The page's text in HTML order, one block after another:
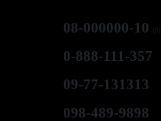
08-000000-10 (9)
0-888-111-357
09-77-131313
098-489-9898